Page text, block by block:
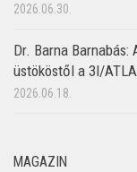
2026.06.30.
Dr. Barna Barnabás:
üstököstől a 3I/
2026.06.18.
MAGAZIN